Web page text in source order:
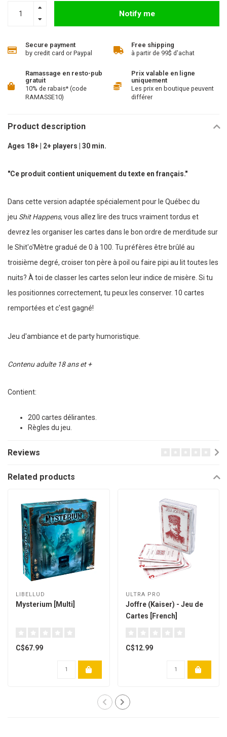
Notify me
Secure payment
by credit card or Paypal
Free shipping
à partir de 99$ d'achat
Ramassage en resto-pub
gratuit
10% de rabais* (code
RAMASSE10)
Prix valable en ligne
uniquement
Les prix en boutique peuvent
différer
Product description
Ages 18+ | 2+ players | 30 min.
"Ce produit contient uniquement du texte en français."
Dans cette version adaptée spécialement pour le Québec du
jeu Shit Happens, vous allez lire des trucs vraiment tordus et
devrez les organiser les cartes dans le bon ordre de merditude sur
le Shit'o'Mètre gradué de 0 à 100. Tu préfères être brûlé au
troisième degré, croiser ton père à poil ou faire pipi au lit toutes les
nuits? À toi de classer les cartes selon leur indice de misère. Si tu
les positionnes correctement, tu peux les conserver. 10 cartes
remportées et c'est gagné!
Jeu d'ambiance et de party humoristique.
Contenu adulte 18 ans et +
Contient:
200 cartes délirantes.
Règles du jeu.
Reviews
Related products
LIBELLUD
Mysterium [Multi]
C$67.99
ULTRA PRO
Joffre (Kaiser) - Jeu de
Cartes [French]
C$12.99